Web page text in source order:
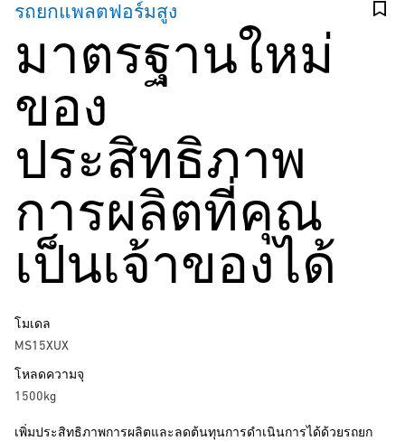
รถยกแพลตฟอร์มสูง
มาตรฐานใหม่
ของ
ประสิทธิภาพ
การผลิตที่คุณ
เป็นเจ้าของได้
โมเดล
MS15XUX
โหลดความจุ
1500kg
เพิ่มประสิทธิภาพการผลิตและลดต้นทุนการดำเนินการได้ด้วยรถยก